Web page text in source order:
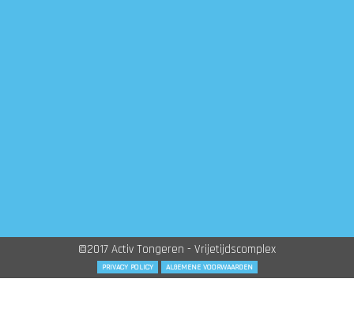
©2017 Activ Tongeren - Vrijetijdscomplex
PRIVACY POLICY ALGEMENE VOORWAARDEN